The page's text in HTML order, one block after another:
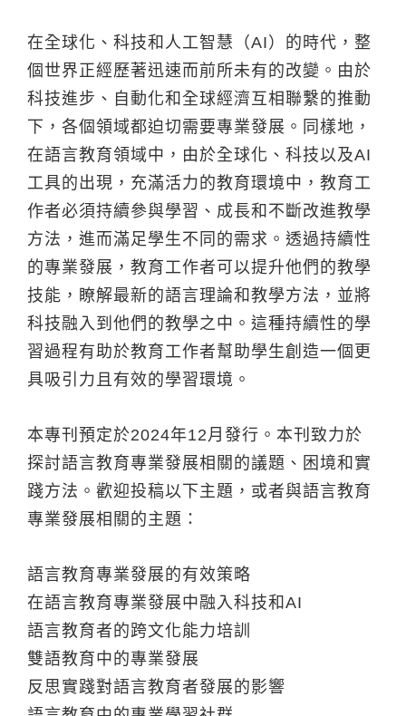
在全球化、科技和人工智慧（AI）的時代，整
個世界正經歷著迅速而前所未有的改變。由於
科技進步、自動化和全球經濟互相聯繫的推動
下，各個領域都迫切需要專業發展。同樣地，
在語言教育領域中，由於全球化、科技以及AI
工具的出現，充滿活力的教育環境中，教育工
作者必須持續參與學習、成長和不斷改進教學
方法，進而滿足學生不同的需求。透過持續性
的專業發展，教育工作者可以提升他們的教學
技能，瞭解最新的語言理論和教學方法，並將
科技融入到他們的教學之中。這種持續性的學
習過程有助於教育工作者幫助學生創造一個更
具吸引力且有效的學習環境。
本專刊預定於2024年12月發行。本刊致力於
探討語言教育專業發展相關的議題、困境和實
踐方法。歡迎投稿以下主題，或者與語言教育
專業發展相關的主題：
語言教育專業發展的有效策略
在語言教育專業發展中融入科技和AI
語言教育者的跨文化能力培訓
雙語教育中的專業發展
反思實踐對語言教育者發展的影響